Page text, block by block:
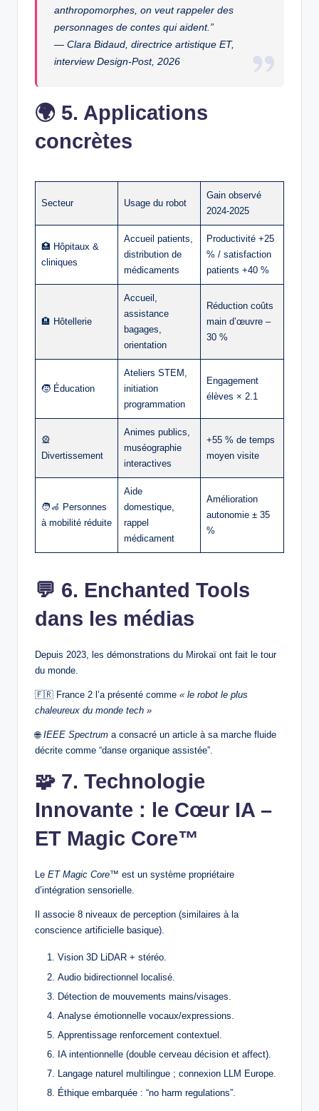
anthropomorphes, on veut rappeler des
personnages de contes qui aident.”
—Clara Bidaud, directrice artistique ET,
interview Design‑Post, 2026
🌍 5. Applications
concrètes
Secteur Usage du robot
Gain observé
2024‑2025
🏥 Hôpitaux &
cliniques
Accueil patients,
distribution de
médicaments
Productivité +25
% / satisfaction
patients +40 %
🏨 Hôtellerie
Accueil,
assistance
bagages,
orientation
Réduction coûts
main d’œuvre –
30 %
🧒 Éducation
Ateliers STEM,
initiation
programmation
Engagement
élèves × 2.1
🎡
Divertissement
Animes publics,
muséographie
interactives
+55 % de temps
moyen visite
🧑‍🦽 Personnes
à mobilité réduite
Aide
domestique,
rappel
médicament
Amélioration
autonomie ± 35
%
💬 6. Enchanted Tools
dans les médias
Depuis 2023, les démonstrations du Mirokaï ont fait le tour
du monde.
🇫🇷 France 2 l’a présenté comme « le robot le plus
chaleureux du monde tech »
🌐 IEEE Spectrum a consacré un article à sa marche fluide
décrite comme “danse organique assistée”.
🧩 7. Technologie
Innovante : le Cœur IA –
ET Magic Core™
Le ET Magic Core™ est un système propriétaire
d’intégration sensorielle.
Il associe 8 niveaux de perception (similaires à la
conscience artificielle basique).
Vision 3D LiDAR + stéréo.
Audio bidirectionnel localisé.
Détection de mouvements mains/visages.
Analyse émotionnelle vocaux/expressions.
Apprentissage renforcement contextuel.
IA intentionnelle (double cerveau décision et affect).
Langage naturel multilingue ; connexion LLM Europe.
Éthique embarquée : “no harm regulations”.